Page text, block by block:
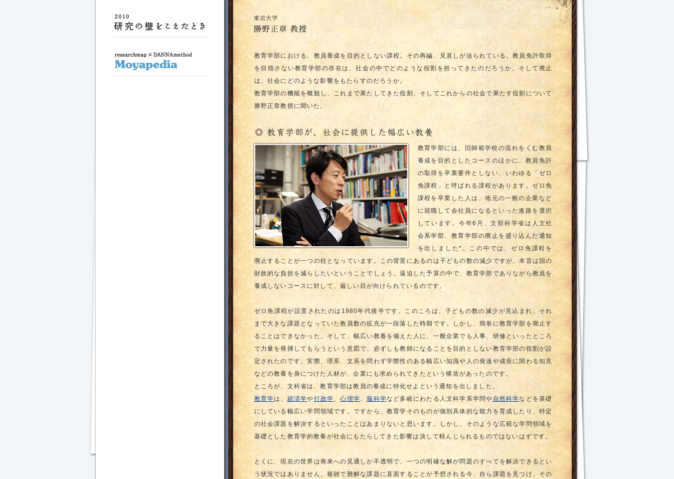
教育学部における、教員養成を目的としない課程。その再編、見直しが迫られている。教員免許取得
を目指さない教育学部の存在は、社会の中でどのような役割を担ってきたのだろうか。そして廃止
は、社会にどのような影響をもたらすのだろうか。
教育学部の機能を概観し、これまで果たしてきた役割、そしてこれからの社会で果たす役割について
勝野正章教授に聞いた。
教育学部には、旧師範学校の流れをくむ教員
養成を目的としたコースのほかに、教員免許
の取得を卒業要件としない、いわゆる「ゼロ
免課程」と呼ばれる課程があります。ゼロ免
課程を卒業した人は、地元の一般の企業など
に就職して会社員になるといった進路を選択
しています。今年6月、文部科学省は人文社
会系学部、教育学部の廃止を盛り込んだ通知
を出しました*。この中では、ゼロ免課程を
廃止することが一つの柱となっています。この背景にあるのは子どもの数の減少ですが、本音は国の
財政的な負担を減らしたいということでしょう。逼迫した予算の中で、教育学部でありながら教員を
養成しないコースに対して、厳しい目が向けられているのです。
ゼロ免課程が設置されたのは1980年代後半です。このころは、子どもの数の減少が見込まれ、それ
まで大きな課題となっていた教員数の拡充が一段落した時期です。しかし、簡単に教育学部を廃止す
ることはできなかった。そして、幅広い教養を備えた人に、一般企業でも人事、研修といったところ
で力量を発揮してもらうという意図で、必ずしも教師になることを目的としない教育学部の役割が設
定されたのです。実際、理系、文系を問わず学際性のある幅広い知識や人の発達や成長に関わる知見
などの教養を身につけた人材が、企業にも求められてきたという構造があったのです。
ところが、文科省は、教育学部は教員の養成に特化せよという通知を出しました。
教育学は、 経済学や行政学、心理学、 脳科学など多岐にわたる人文科学系学問や 自然科学などを基礎
にしている幅広い学問領域です。ですから、教育学そのものが個別具体的な能力を育成したり、特定
の社会課題を解決するといったことはあまりないと思います。しかし、そのような広範な学問領域を
基礎とした教育学的教養が社会にもたらしてきた影響は決して軽んじられるものではないはずです。
とくに、現在の世界は将来への見通しが不透明で、一つの明確な解が問題のすべてを解決できるとい
う状況ではありません。複雑で難解な課題に直面することが予想される今、自ら課題を見つけ、その